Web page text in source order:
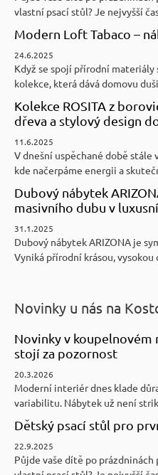
vlastní psací stůl? Je nejvyšší
Modern Loft Tabaco –
24.6.2025
Když se spojí přírodní
kolekce, která dává domovu
Kolekce ROSITA z
dřeva a stylový design
11.6.2025
V dnešní uspěchané době
kde načerpáme energii a
Dubový nábytek
masivního dubu v
31.1.2025
Dubový nábytek ARIZONA je
Vyniká přírodní krásou, vysokou
Novinky u nás na
Novinky v koupelnovém
stojí za pozornost
20.3.2026
Moderní interiér dnes klade
variabilitu. Nábytek už není
Dětský psací stůl pro
22.9.2025
Půjde vaše dítě po prázdninách